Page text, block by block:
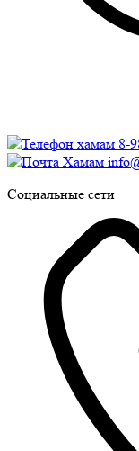
8-
Социальные сети